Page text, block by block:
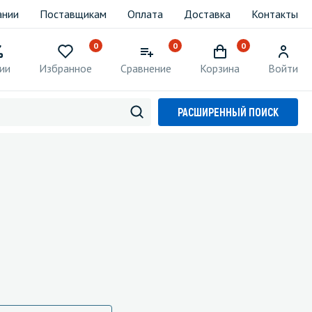
Поставщикам Оплата Доставка Контакты
0
Избранное
0
Сравнение
0
Корзина Войти
РАСШИРЕННЫЙ ПОИСК